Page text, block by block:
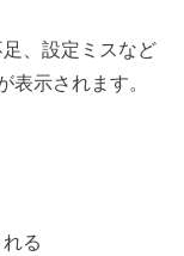
、設定ミスなど
表示されます。
る